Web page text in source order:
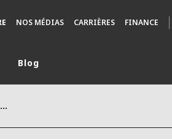
NOS MÉDIAS CARRIÈRES FINANCE
Blog
Veolia confirme ce jour qu’Engie ayant annulé son conseil d'administration prévu le 25 septembre dernier, elle lui remettra son offre améliorée au plus tard le 30 septembre 2020.